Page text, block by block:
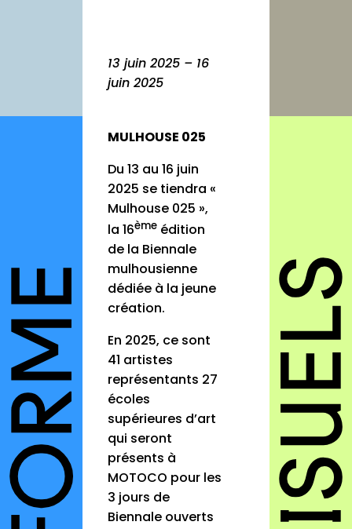
à propos
Connexion
Inscription
13 juin 2025 – 16
juin 2025
MULHOUSE 025
Du 13 au 16 juin
2025 se tiendra «
Mulhouse 025 »,
la 16èmeédition
de la Biennale
mulhousienne
dédiée à la jeune
création.
En 2025, ce sont
41 artistes
représentants 27
écoles
supérieures d’art
qui seront
présents à
MOTOCO pour les
3 jours de
Biennale ouverts